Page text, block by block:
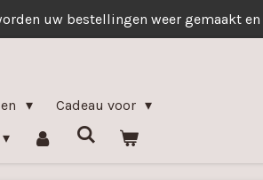
uw bestellingen weer gemaakt en
Cadeau voor